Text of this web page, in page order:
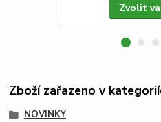
Zvolit
Zboží zařazeno v
NOVINKY